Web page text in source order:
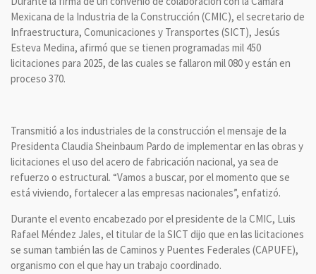
Mexicana de la Industria de la Construcción (CMIC), el secretario de
Infraestructura, Comunicaciones y Transportes (SICT), Jesús
Esteva Medina, afirmó que se tienen programadas mil 450
licitaciones para 2025, de las cuales se fallaron mil 080 y están en
proceso 370.
Transmitió a los industriales de la construcción el mensaje de la
Presidenta Claudia Sheinbaum Pardo de implementar en las obras y
licitaciones el uso del acero de fabricación nacional, ya sea de
refuerzo o estructural. “Vamos a buscar, por el momento que se
está viviendo, fortalecer a las empresas nacionales”, enfatizó.
Durante el evento encabezado por el presidente de la CMIC, Luis
Rafael Méndez Jales, el titular de la SICT dijo que en las licitaciones
se suman también las de Caminos y Puentes Federales (CAPUFE),
organismo con el que hay un trabajo coordinado.